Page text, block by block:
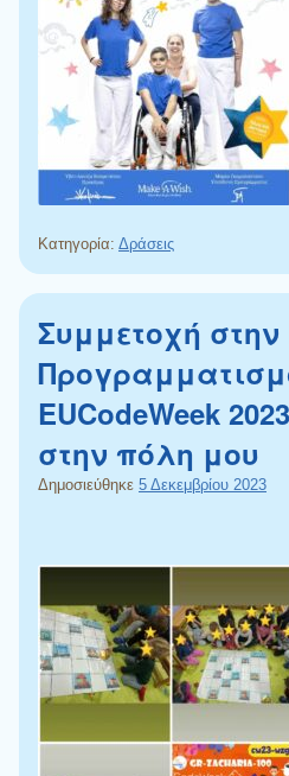
Κατηγορία: Δράσεις
Συμμετοχή
EUCodeWeek
στην πόλη μου
Δημοσιεύθηκε 5 Δεκεμβρίου 2023